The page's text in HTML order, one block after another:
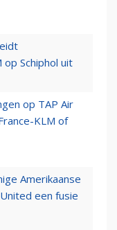
Schiphol uit
op TAP Air
KLM of
Amerikaanse
een fusie